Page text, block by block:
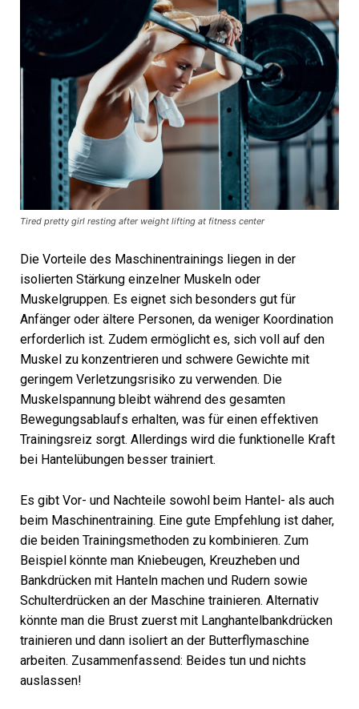
Tired pretty girl resting after weight lifting at fitness center
Die Vorteile des Maschinentrainings liegen in der
isolierten Stärkung einzelner Muskeln oder
Muskelgruppen. Es eignet sich besonders gut für
Anfänger oder ältere Personen, da weniger Koordination
erforderlich ist. Zudem ermöglicht es, sich voll auf den
Muskel zu konzentrieren und schwere Gewichte mit
geringem Verletzungsrisiko zu verwenden. Die
Muskelspannung bleibt während des gesamten
Bewegungsablaufs erhalten, was für einen effektiven
Trainingsreiz sorgt. Allerdings wird die funktionelle Kraft
bei Hantelübungen besser trainiert.
Es gibt Vor- und Nachteile sowohl beim Hantel- als auch
beim Maschinentraining. Eine gute Empfehlung ist daher,
die beiden Trainingsmethoden zu kombinieren. Zum
Beispiel könnte man Kniebeugen, Kreuzheben und
Bankdrücken mit Hanteln machen und Rudern sowie
Schulterdrücken an der Maschine trainieren. Alternativ
könnte man die Brust zuerst mit Langhantelbankdrücken
trainieren und dann isoliert an der Butterflymaschine
arbeiten. Zusammenfassend: Beides tun und nichts
auslassen!